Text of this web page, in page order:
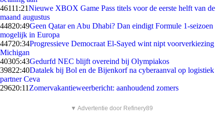
46111:21Nieuwe XBOX Game Pass titels voor de eerste helft van de
maand augustus
44820:49Geen Qatar en Abu Dhabi? Dan eindigt Formule 1-seizoen
mogelijk in Europa
44720:34Progressieve Democraat El-Sayed wint nipt voorverkiezing
Michigan
40305:43Gedurfd NEC blijft overeind bij Olympiakos
39822:40Datalek bij Bol en de Bijenkorf na cyberaanval op logistiek
partner Ceva
29620:11 Zomervakantieweerbericht: aanhoudend zomers
▼ Advertentie door Refinery89